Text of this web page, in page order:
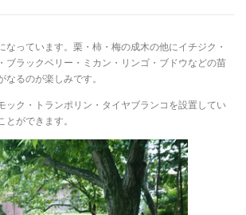
なっています。栗・柿・梅の成木の他にイチジク・
ブラックベリー・ミカン・リンゴ・ブドウなどの苗
るのが楽しみです。
ック・トランポリン・タイヤブランコを設置してい
ができます。